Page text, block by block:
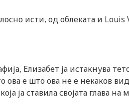
исти, од облеката и Louis
Елизабет ја истакнува
ова е што ова не е некаков
ја ставила својата глава на